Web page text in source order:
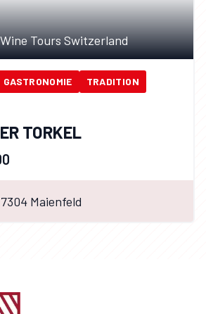
Tours Switzerland
GASTRONOMIE
TRADITION
TORKEL
Maienfeld